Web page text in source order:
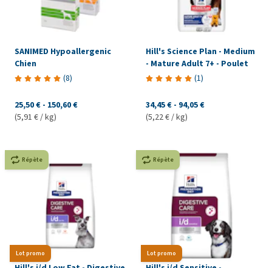
SANIMED Hypoallergenic
Chien
(8)
25,50 € - 150,60 €
(5,91 € / kg)
Hill's Science Plan - Medium
- Mature Adult 7+ - Poulet
(1)
34,45 € - 94,05 €
(5,22 € / kg)
Lot promo
Répète
Lot promo
Répète